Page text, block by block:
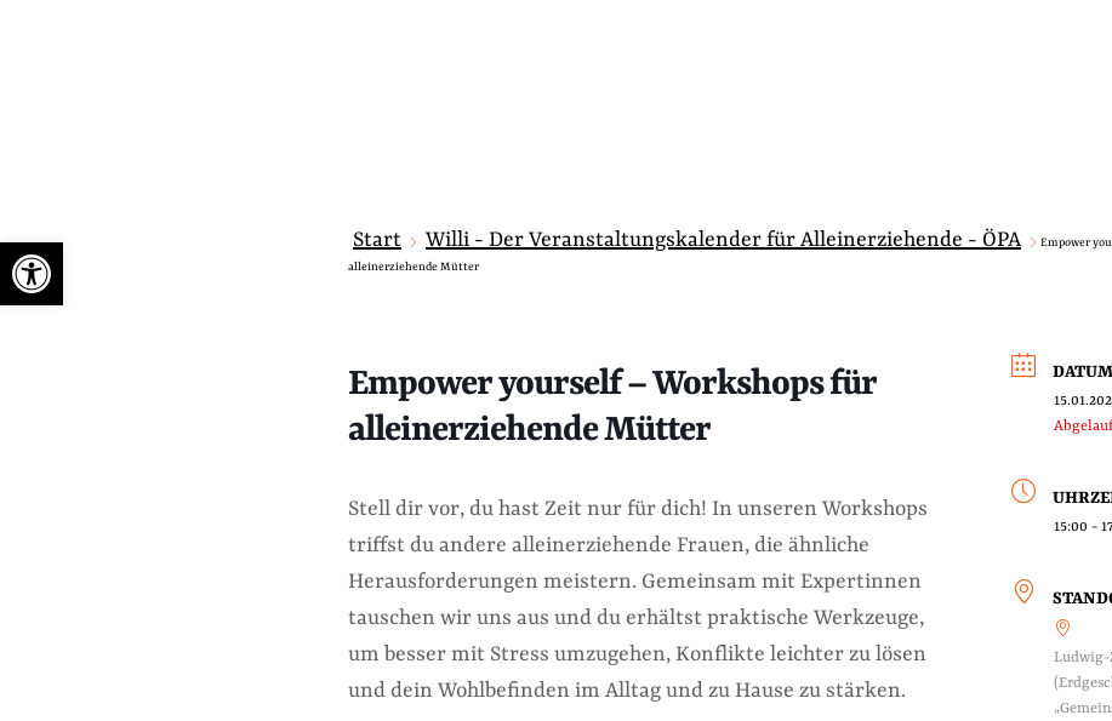
Werkzeugleiste öffnen Start Willi - Der Veranstaltungskalender für Alleinerziehende - ÖPA
Empower
alleinerziehende Mütter
Empower yourself – Workshops für
alleinerziehende Mütter
Stell dir vor, du hast Zeit nur für dich! In unseren Workshops
triffst du andere alleinerziehende Frauen, die ähnliche
Herausforderungen meistern. Gemeinsam mit Expertinnen
tauschen wir uns aus und du erhältst praktische Werkzeuge,
um besser mit Stress umzugehen, Konflikte leichter zu lösen
und dein Wohlbefinden im Alltag und zu Hause zu stärken.
15:00 -
Ludwig-